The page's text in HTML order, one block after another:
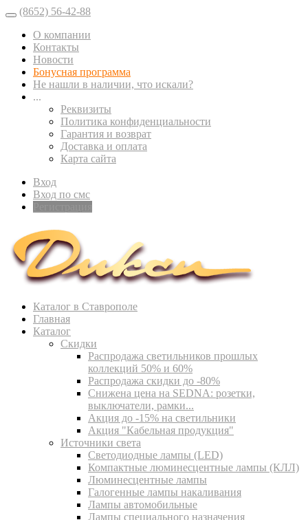
(8652) 56-42-88
О компании
Контакты
Новости
Бонусная программа
Не нашли в наличии, что искали?
...
Реквизиты
Политика конфиденциальности
Гарантия и возврат
Доставка и оплата
Карта сайта
Вход
Вход по смс
Каталог в Ставрополе
Главная
Каталог
Скидки
Распродажа светильников прошлых
коллекций 50% и 60%
Распродажа скидки до -80%
Cнижена цена на SEDNA: розетки,
выключатели, рамки...
Акция до -15% на светильники
Акция "Кабельная продукция"
Источники света
Светодиодные лампы (LED)
Компактные люминесцентные лампы (КЛЛ)
Люминесцентные лампы
Галогенные лампы накаливания
Лампы автомобильные
Лампы специального назначения